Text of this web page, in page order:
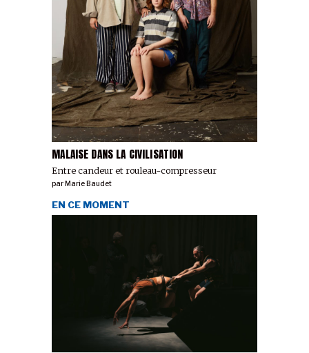
MALAISE DANS LA CIVILISATION
Entre candeur et rouleau-compresseur
par Marie Baudet
EN CE MOMENT